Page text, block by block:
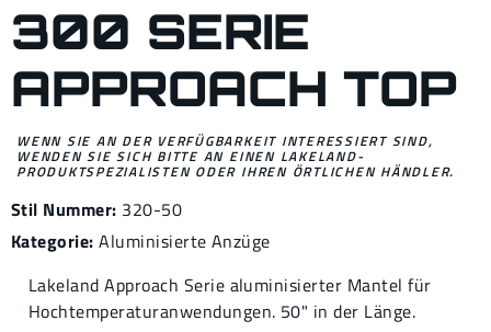
300 SERIE
APPROACH TOP
WENN SIE AN DER VERFÜGBARKEIT INTERESSIERT SIND,
WENDEN SIE SICH BITTE AN EINEN LAKELAND-
PRODUKTSPEZIALISTEN ODER IHREN ÖRTLICHEN HÄNDLER.
Stil Nummer: 320-50
Kategorie: Aluminisierte Anzüge
Lakeland Approach Serie aluminisierter Mantel für
Hochtemperaturanwendungen. 50" in der Länge.